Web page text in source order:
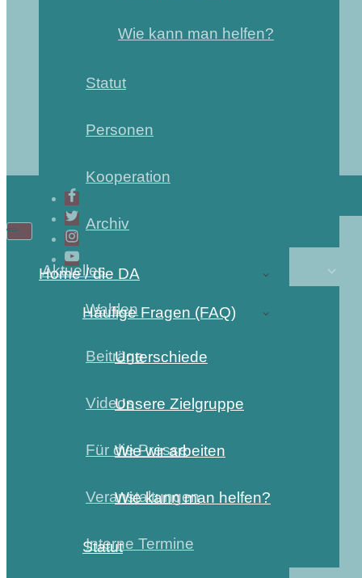
Wie kann man helfen?
Statut
Personen
Kooperation
Archiv
Aktuelles
Wahlen
Beiträge
Videos
Für die Presse
Veranstaltungen
Interne Termine
Home / die DA
Häufige Fragen (FAQ)
Unterschiede
Unsere Zielgruppe
Wie wir arbeiten
Wie kann man helfen?
Statut